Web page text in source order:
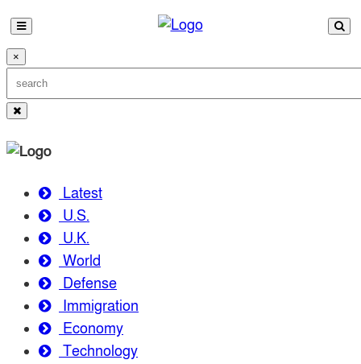
×
Latest
U.S.
U.K.
World
Defense
Immigration
Economy
Technology